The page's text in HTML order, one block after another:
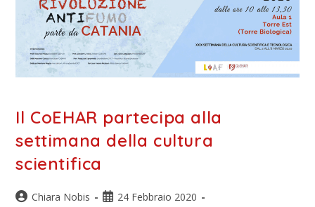
Il CoEHAR partecipa alla
settimana della cultura
scientifica
Chiara Nobis
24 Febbraio 2020